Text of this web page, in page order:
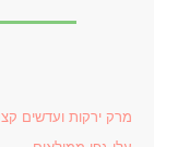
מרק ירקות ועדשים